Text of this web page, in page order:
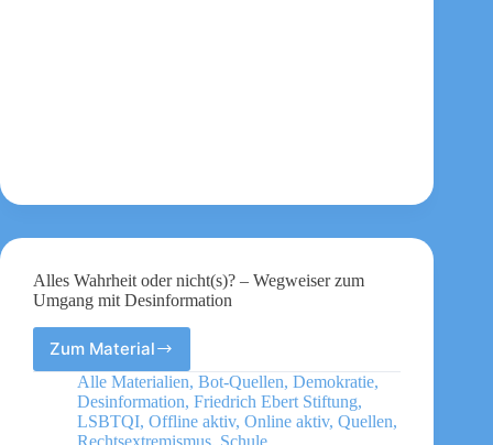
Alles Wahrheit oder nicht(s)? – Wegweiser zum
Umgang mit Desinformation
Zum Material
Alles
Wahrheit
oder
nicht(s)?
Alle Materialien, Bot-Quellen, Demokratie,
Desinformation, Friedrich Ebert Stiftung,
LSBTQI, Offline aktiv, Online aktiv, Quellen,
Rechtsextremismus, Schule